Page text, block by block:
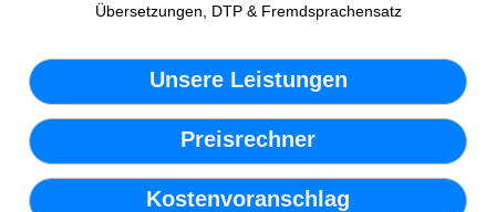
Übersetzungen, DTP & Fremdsprachensatz
Unsere Leistungen
Preisrechner
Kostenvoranschlag